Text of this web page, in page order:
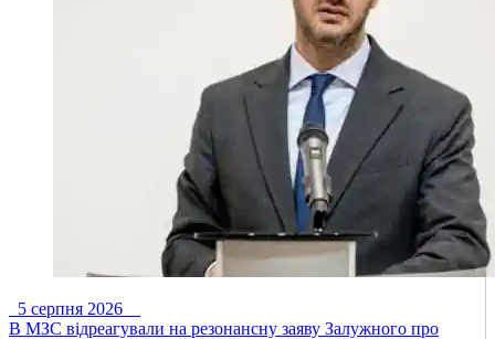
5 серпня 2026
В МЗС відреагували на резонансну заяву Залужного про